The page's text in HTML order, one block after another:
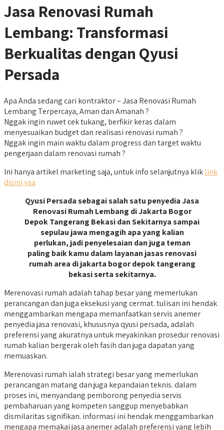
Jasa Renovasi Rumah
Lembang: Transformasi
Berkualitas dengan Qyusi
Persada
Apa Anda sedang cari kontraktor – Jasa Renovasi Rumah
Lembang Terpercaya, Aman dan Amanah ?
Nggak ingin ruwet cek tukang, berfikir keras dalam
menyesuaikan budget dan realisasi renovasi rumah ?
Nggak ingin main waktu dalam progress dan target waktu
pengerjaan dalam renovasi rumah ?
Ini hanya artikel marketing saja, untuk info selanjutnya kliklink
disini yaa
Qyusi Persada sebagai salah satu penyedia Jasa
Renovasi Rumah Lembang di Jakarta Bogor
Depok Tangerang Bekasi dan Sekitarnya sampai
sepulau jawa mengagih apa yang kalian
perlukan, jadi penyelesaian dan juga teman
paling baik kamu dalam layanan jasas renovasi
rumah area di jakarta bogor depok tangerang
bekasi serta sekitarnya.
Merenovasi rumah adalah tahap besar yang memerlukan
perancangan dan juga eksekusi yang cermat. tulisan ini hendak
menggambarkan mengapa memanfaatkan servis anemer
penyedia jasa renovasi, khususnya qyusi persada, adalah
preferensi yang akuratnya untuk meyakinkan prosedur renovasi
rumah kalian bergerak oleh fasih dan juga dapatan yang
memuaskan.
Merenovasi rumah ialah strategi besar yang memerlukan
perancangan matang dan juga kepandaian teknis. dalam
proses ini, menyandang pemborong penyedia servis
pembaharuan yang kompeten sanggup menyebabkan
dismilaritas signifikan. informasi ini hendak menggambarkan
mengapa memakai jasa anemer adalah preferensi yang lebih